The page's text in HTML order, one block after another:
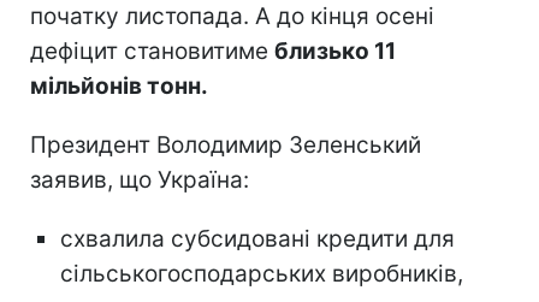
початку листопада. А до кінця осені
дефіцит становитиме близько 11
мільйонів тонн.
Президент Володимир Зеленський
заявив, що Україна:
схвалила субсидовані кредити для
сільськогосподарських виробників,